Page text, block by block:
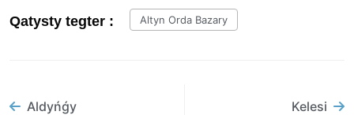
Qatysty tegter : Altyn Orda Bazary
Aldyńǵy Kelesi